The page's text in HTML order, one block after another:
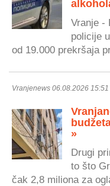
Vranje -
policije
od 19.000 prekršaja
Vranjenews 06.08.2026 15:51
»
Drugi
to što
čak 2,8 miliona za